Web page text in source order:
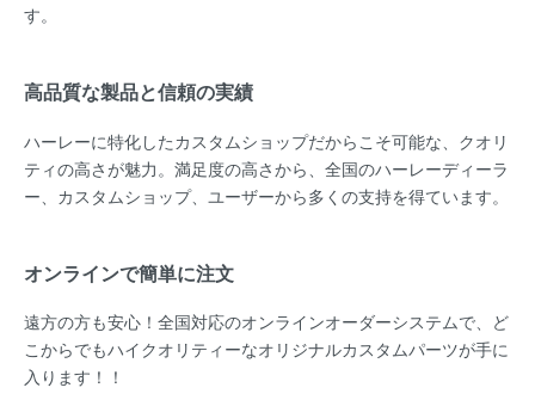
す。
高品質な製品と信頼の実績
ハーレーに特化したカスタムショップだからこそ可能な、クオリ
ティの高さが魅力。満足度の高さから、全国のハーレーディーラ
ー、カスタムショップ、ユーザーから多くの支持を得ています。
オンラインで簡単に注文
遠方の方も安心！全国対応のオンラインオーダーシステムで、ど
こからでもハイクオリティーなオリジナルカスタムパーツが手に
入ります！！